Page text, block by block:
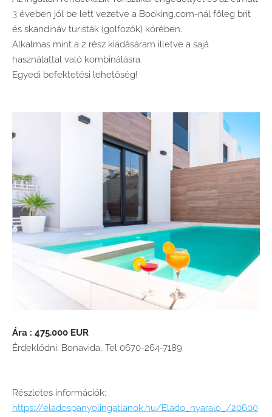
3 éveben jól be lett vezetve a Booking.com-nál főleg brit
és skandináv turisták (golfozók) körében.
Alkalmas mint a 2 rész kiadásáram illetve a sajá
használattal való kombinálásra.
Egyedi befektetési lehetőség!
Ára : 475.000 EUR
Érdeklődni: Bonavida, Tel 0670-264-7189
Részletes információk:
https://eladospanyolingatlanok.hu/Elado_nyaralo_/20600